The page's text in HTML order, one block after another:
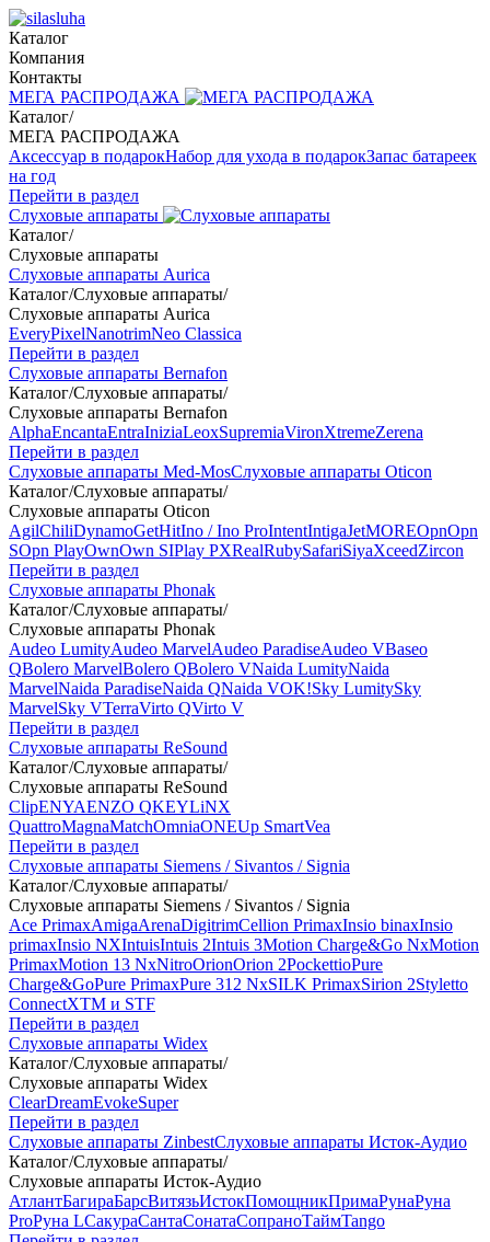
Каталог
Компания
Контакты
МЕГА РАСПРОДАЖА
Каталог/
МЕГА РАСПРОДАЖА
Аксессуар в подарокНабор для ухода в подарокЗапас батареек
на год
Перейти в раздел
Слуховые аппараты
Каталог/
Слуховые аппараты
Слуховые аппараты Aurica
Каталог/Слуховые аппараты/
Слуховые аппараты Aurica
EveryPixelNanotrimNeo Classica
Перейти в раздел
Слуховые аппараты Bernafon
Каталог/Слуховые аппараты/
Слуховые аппараты Bernafon
AlphaEncantaEntraIniziaLeoxSupremiaVironXtremeZerena
Перейти в раздел
Слуховые аппараты Med-MosСлуховые аппараты Oticon
Каталог/Слуховые аппараты/
Слуховые аппараты Oticon
AgilChiliDynamoGetHitIno / Ino ProIntentIntigaJetMOREOpnOpn
SOpn PlayOwnOwn SIPlay PXRealRubySafariSiyaXceedZircon
Перейти в раздел
Слуховые аппараты Phonak
Каталог/Слуховые аппараты/
Слуховые аппараты Phonak
Audeo LumityAudeo MarvelAudeo ParadiseAudeo VBaseo
QBolero MarvelBolero QBolero VNaida LumityNaida
MarvelNaida ParadiseNaida QNaida VOK!Sky LumitySky
MarvelSky VTerraVirto QVirto V
Перейти в раздел
Слуховые аппараты ReSound
Каталог/Слуховые аппараты/
Слуховые аппараты ReSound
ClipENYAENZO QKEYLiNX
QuattroMagnaMatchOmniaONEUp SmartVea
Перейти в раздел
Слуховые аппараты Siemens / Sivantos / Signia
Каталог/Слуховые аппараты/
Слуховые аппараты Siemens / Sivantos / Signia
Ace PrimaxAmigaArenaDigitrimCellion PrimaxInsio binaxInsio
primaxInsio NXIntuisIntuis 2Intuis 3Motion Charge&Go NxMotion
PrimaxMotion 13 NxNitroOrionOrion 2PockettioPure
Charge&GoPure PrimaxPure 312 NxSILK PrimaxSirion 2Styletto
ConnectXTM и STF
Перейти в раздел
Слуховые аппараты Widex
Каталог/Слуховые аппараты/
Слуховые аппараты Widex
ClearDreamEvokeSuper
Перейти в раздел
Слуховые аппараты ZinbestСлуховые аппараты Исток-Аудио
Каталог/Слуховые аппараты/
Слуховые аппараты Исток-Аудио
АтлантБагираБарсВитязьИстокПомощникПримаРунаРуна
ProРуна LСакураСантаСонатаСопраноТаймTango